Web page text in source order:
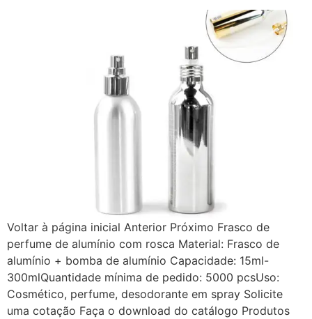
Voltar à página inicial Anterior Próximo Frasco de
perfume de alumínio com rosca Material: Frasco de
alumínio + bomba de alumínio Capacidade: 15ml-
300mlQuantidade mínima de pedido: 5000 pcsUso:
Cosmético, perfume, desodorante em spray Solicite
uma cotação Faça o download do catálogo Produtos